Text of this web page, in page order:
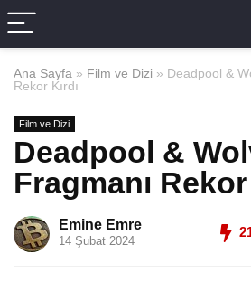
Ana Sayfa » Film ve Dizi » Deadpool &
Rekor Kırdı
Film ve Dizi
Deadpool &
Fragmanı Rekor
Emine Emre
14 Şubat 2024